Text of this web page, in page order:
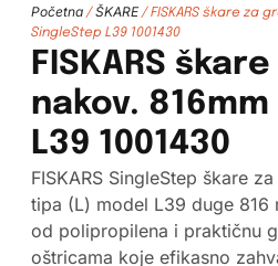
Početna/ ŠKARE/ FISKARS škare za
SingleStep L39 1001430
FISKARS
nakov.
L39 1001430
FISKARS SingleStep škare
tipa (L) model L39 duge 816
od polipropilena i praktičnu
oštricama koje efikasno